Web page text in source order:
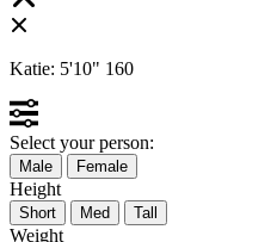
Katie: 5'10" 160
Select your person:
Male Female
Height
Short Med Tall
Weight